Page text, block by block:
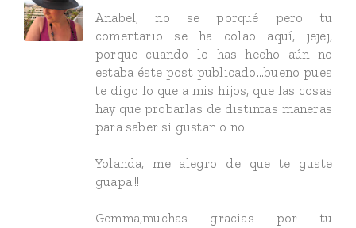
Anabel, no se porqué pero tu
comentario se ha colao aquí, jejej,
porque cuando lo has hecho aún no
estaba éste post publicado...bueno pues
te digo lo que a mis hijos, que las cosas
hay que probarlas de distintas maneras
para saber si gustan o no.
Yolanda, me alegro de que te guste
guapa!!!
Gemma,muchas gracias por tu